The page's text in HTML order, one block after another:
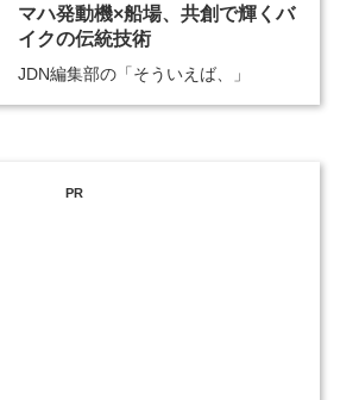
マハ発動機×船場、共創で輝くバ
イクの伝統技術
JDN編集部の「そういえば、」
PR